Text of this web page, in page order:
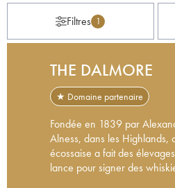
Filtres 1
THE DALMORE
★ Domaine partenaire
Fondée en 1839 par
Alness, dans les Highlands,
écossaise a fait des
lance pour signer des